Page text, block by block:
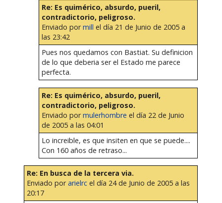
Re: Es quimérico, absurdo, pueril,
contradictorio, peligroso.
Enviado pormill el día 21 de Junio de 2005 a
las 23:42
Pues nos quedamos con Bastiat. Su definicion
de lo que deberia ser el Estado me parece
perfecta.
Re: Es quimérico, absurdo, pueril,
contradictorio, peligroso.
Enviado pormulerhombre el día 22 de Junio
de 2005 a las 04:01
Lo increible, es que insiten en que se puede....
Con 160 años de retraso...
Re: En busca de la tercera via.
Enviado porarielrcel día 24 de Junio de 2005 a las
20:17